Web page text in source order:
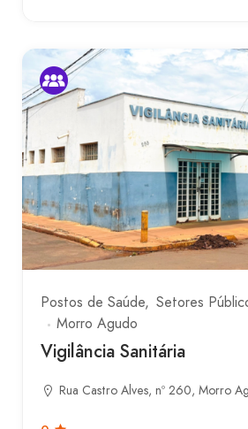
Postos de Saúde Setores
Morro Agudo
Vigilância Sanitária
Rua Castro Alves, nº 260, Morro